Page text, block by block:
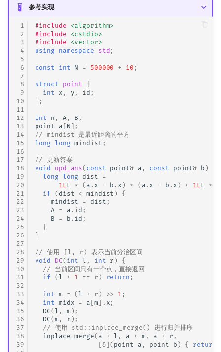
参考实现
1
2
3
4
5
6
7
8
9
10
11
12
13
14
15
16
17
18
19
20
21
22
23
24
25
26
27
28
29
30
31
32
33
34
35
36
37
38
39
#include
<algorithm>
#include
<cstdio>
#include
<vector>
using
namespace std ;
const int N = 500000 + 10 ;
struct point
{
int
x , y , id ;
};
int n , A , B ;
point
a [ N ];
// mindist 是最近距离的平方
long
long mindist ;
// 更新答案
void
upd_ans( const point& a , const point& b )
long
long dist
=
1L L * ( a . x - b . x ) * ( a . x - b . x ) + 1L L *
if
( dist < mindist )
{
mindist
= dist ;
A
= a . id ;
B
= b . id ;
}
}
// 使用 [l, r) 表示当前分治区间
void
DC( int l , int r )
{
// 当前区间只有一个点，直接返回
if
(l + 1 == r ) return ;
int m = (l + r ) >> 1 ;
int
midx = a [m ]. x ;
DC(l , m );
DC(m , r );
// 使用 std::inplace_merge() 进行归并排序
inplace_merge( a + l , a + m , a + r ,
[&]( point a , point b ) { return